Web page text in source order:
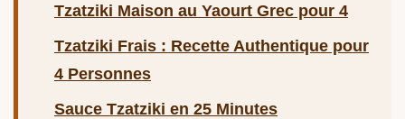
Tzatziki Maison au Yaourt Grec pour 4
Tzatziki Frais : Recette Authentique pour
4 Personnes
Sauce Tzatziki en 25 Minutes